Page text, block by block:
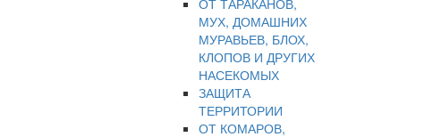
ОТ ТАРАКАНОВ,
МУХ, ДОМАШНИХ
МУРАВЬЕВ, БЛОХ,
КЛОПОВ И ДРУГИХ
НАСЕКОМЫХ
ЗАЩИТА
ТЕРРИТОРИИ
ОТ КОМАРОВ,